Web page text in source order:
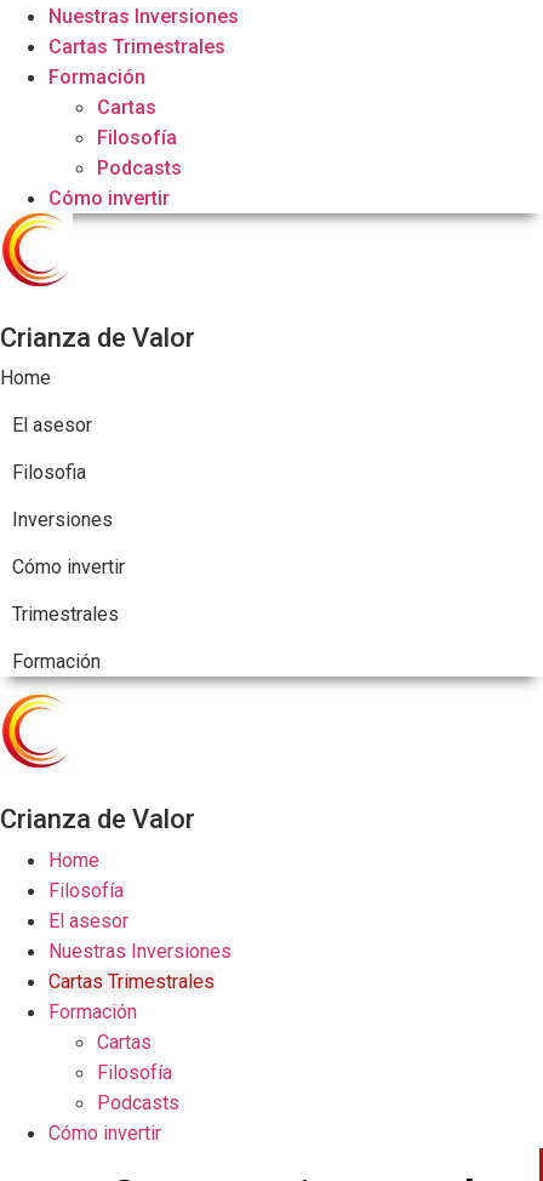
Nuestras Inversiones
Cartas Trimestrales
Formación
Cartas
Filosofía
Podcasts
Cómo invertir
Crianza de Valor
Home
El asesor
Filosofia
Inversiones
Cómo invertir
Trimestrales
Formación
Crianza de Valor
Home
Filosofía
El asesor
Nuestras Inversiones
Cartas Trimestrales
Formación
Cartas
Filosofía
Podcasts
Cómo invertir